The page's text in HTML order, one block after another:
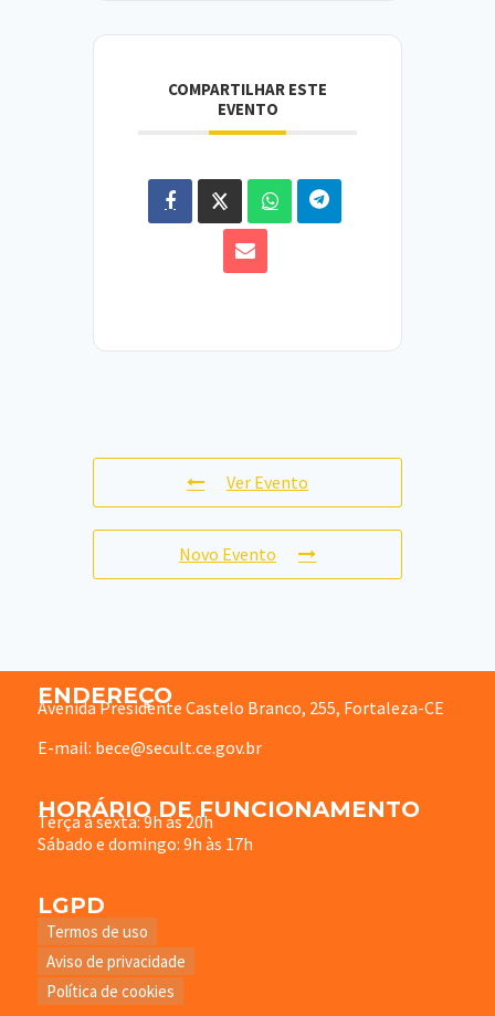
COMPARTILHAR ESTE
EVENTO
Ver Evento
Novo Evento
ENDEREÇO
Avenida Presidente Castelo Branco, 255, Fortaleza-CE
E-mail: bece@secult.ce.gov.br
HORÁRIO DE FUNCIONAMENTO
Terça à sexta: 9h às 20h
Sábado e domingo: 9h às 17h
LGPD
Termos de uso
Aviso de privacidade
Política de cookies